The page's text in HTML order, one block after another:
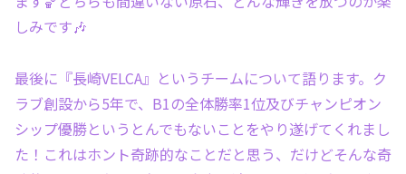
しみです🎶
最後に『長崎VELCA』というチームについて語ります。ク
ラブ創設から5年で、B1の全体勝率1位及びチャンピオン
シップ優勝というとんでもないことをやり遂げてくれまし
た！これはホント奇跡的なことだと思う、だけどそんな奇